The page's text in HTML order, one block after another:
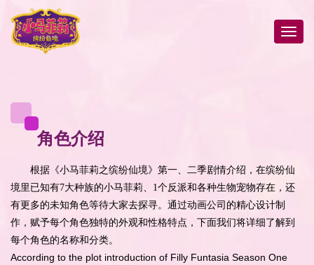
角色介绍
根据《小马菲莉之缤纷仙境》第一、二季剧情介绍，在缤纷仙
境里已知有7大种族的小马菲莉、1个反派和各种生物宠物存在，还
有更多的未知角色等待大家去探寻。通过动画公司的精心设计制
作，赋予每个角色独特的外观和性格特点，下面我们将详细了解到
每个角色的名称和分类。
According to the plot introduction of Filly Funtasia Season One